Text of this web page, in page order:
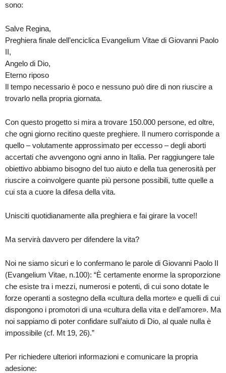
sono:
Salve Regina,
Preghiera finale dell’enciclica Evangelium Vitae di Giovanni Paolo
II,
Angelo di Dio,
Eterno riposo
Il tempo necessario è poco e nessuno può dire di non riuscire a
trovarlo nella propria giornata.
Con questo progetto si mira a trovare 150.000 persone, ed oltre,
che ogni giorno recitino queste preghiere. Il numero corrisponde a
quello – volutamente approssimato per eccesso – degli aborti
accertati che avvengono ogni anno in Italia. Per raggiungere tale
obiettivo abbiamo bisogno del tuo aiuto e della tua generosità per
riuscire a coinvolgere quante più persone possibili, tutte quelle a
cui sta a cuore la difesa della vita.
Unisciti quotidianamente alla preghiera e fai girare la voce!!
Ma servirà davvero per difendere la vita?
Noi ne siamo sicuri e lo confermano le parole di Giovanni Paolo II
(Evangelium Vitae, n.100): “È certamente enorme la sproporzione
che esiste tra i mezzi, numerosi e potenti, di cui sono dotate le
forze operanti a sostegno della «cultura della morte» e quelli di cui
dispongono i promotori di una «cultura della vita e dell’amore». Ma
noi sappiamo di poter confidare sull’aiuto di Dio, al quale nulla è
impossibile (cf. Mt 19, 26).”
Per richiedere ulteriori informazioni e comunicare la propria
adesione: